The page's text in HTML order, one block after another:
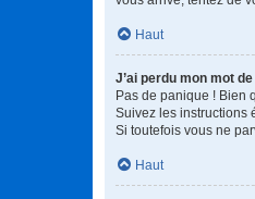
Haut
J’ai perdu mon mot
Pas de panique ! Bien
Suivez les instructions
Si toutefois vous ne
Haut